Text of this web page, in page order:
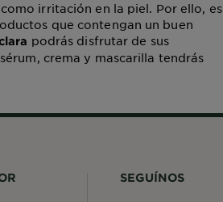
irritación en la piel. Por ello, es
que contengan un buen
podrás disfrutar de sus
crema y mascarilla tendrás
SEGUÍNOS